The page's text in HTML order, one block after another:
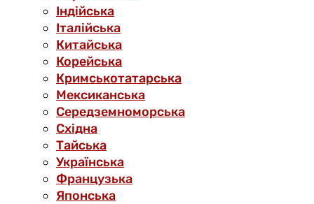
Індійська
Італійська
Китайська
Корейська
Кримськотатарська
Мексиканська
Середземноморська
Східна
Тайська
Українська
Французька
Японська